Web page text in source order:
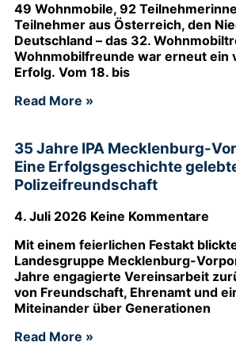
49 Wohnmobile, 92
Teilnehmer aus Österreich, den
Deutschland – das 32.
Wohnmobilfreunde war erneut ein
Erfolg. Vom 18. bis
Read More »
35 Jahre IPA Mecklenburg-
Eine Erfolgsgeschichte
Polizeifreundschaft
4. Juli 2026 Keine Kommentare
Mit einem feierlichen Festakt
Landesgruppe Mecklenburg-
Jahre engagierte Vereinsarbeit
von Freundschaft, Ehrenamt und
Miteinander über Generationen
Read More »